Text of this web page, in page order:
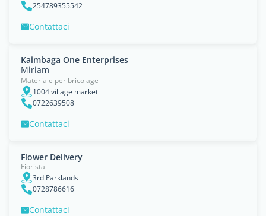
254789355542
Contattaci
Kaimbaga One Enterprises
Miriam
Materiale per bricolage
1004 village market
0722639508
Contattaci
Flower Delivery
Fiorista
3rd Parklands
0728786616
Contattaci